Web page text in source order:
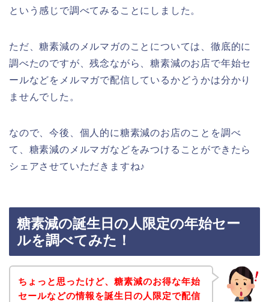
という感じで調べてみることにしました。
ただ、糖素減のメルマガのことについては、徹底的に
調べたのですが、残念ながら、糖素減のお店で年始セ
ールなどをメルマガで配信しているかどうかは分かり
ませんでした。
なので、今後、個人的に糖素減のお店のことを調べ
て、糖素減のメルマガなどをみつけることができたら
シェアさせていただきますね♪
糖素減の誕生日の人限定の年始セー
ルを調べてみた！
ちょっと思ったけど、糖素減のお得な年始
セールなどの情報を誕生日の人限定で配信